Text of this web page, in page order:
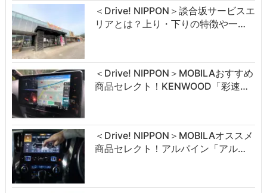
＜Drive! NIPPON＞談合坂サービスエ
リアとは？上り・下りの特徴や一…
＜Drive! NIPPON＞MOBILAおすすめ
商品セレクト！KENWOOD「彩速…
＜Drive! NIPPON＞MOBILAオススメ
商品セレクト！アルパイン「アル…